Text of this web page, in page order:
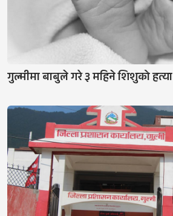
गुल्मीमा बाबुले गरे ३ महिने शिशुको हत्या